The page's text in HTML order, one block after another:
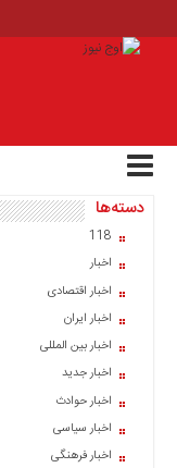
صفحه
اصلی
اخبار
اقتصادی
دسته‌ها
118
اخبار
اخبار اقتصادی
اخبار ایران
اخبار بین المللی
اخبار جدید
اخبار حوادث
اخبار سیاسی
اخبار فرهنگی